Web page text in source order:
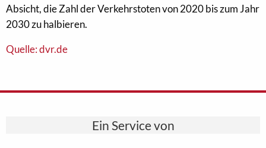
Absicht, die Zahl der Verkehrstoten von 2020 bis zum Jahr
2030 zu halbieren.
Quelle: dvr.de
Ein Service von